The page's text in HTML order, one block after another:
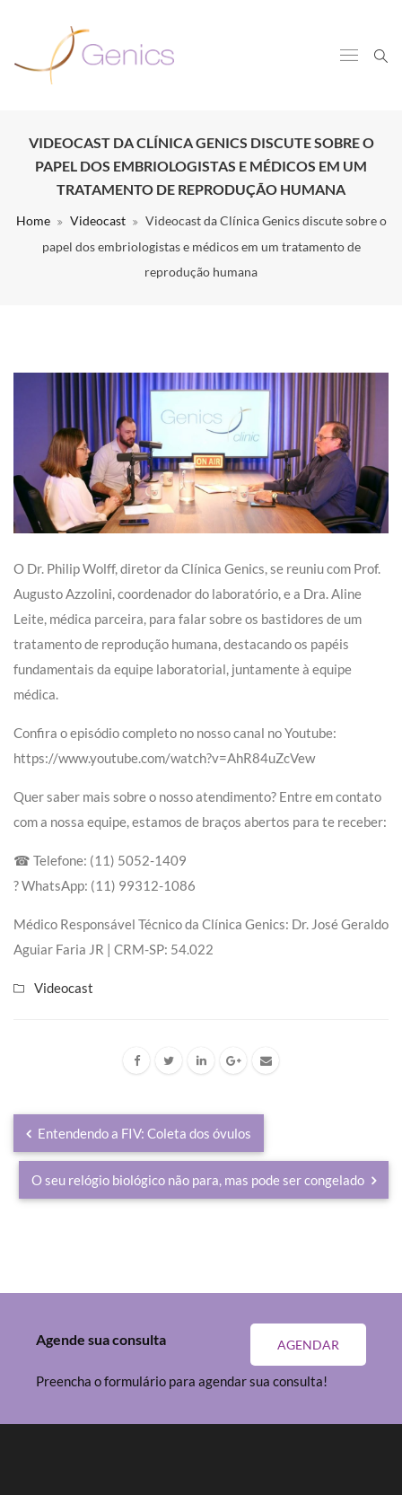
VIDEOCAST DA CLÍNICA GENICS DISCUTE SOBRE O
PAPEL DOS EMBRIOLOGISTAS E MÉDICOS EM UM
TRATAMENTO DE REPRODUÇÃO HUMANA
Home Videocast
Videocast da Clínica Genics discute sobre o
papel dos embriologistas e médicos em um tratamento de
reprodução humana
O Dr. Philip Wolff, diretor da Clínica Genics, se reuniu com Prof.
Augusto Azzolini, coordenador do laboratório, e a Dra. Aline
Leite, médica parceira, para falar sobre os bastidores de um
tratamento de reprodução humana, destacando os papéis
fundamentais da equipe laboratorial, juntamente à equipe
médica.
Confira o episódio completo no nosso canal no Youtube:
https://www.youtube.com/watch?v=AhR84uZcVew
Quer saber mais sobre o nosso atendimento? Entre em contato
com a nossa equipe, estamos de braços abertos para te receber:
☎ Telefone: (11) 5052-1409
? WhatsApp: (11) 99312-1086
Médico Responsável Técnico da Clínica Genics: Dr. José Geraldo
Aguiar Faria JR | CRM-SP: 54.022⠀
Videocast
Entendendo a FIV: Coleta dos óvulos
O seu relógio biológico não para, mas pode ser congelado
AGENDAR
Agende sua consulta
Preencha o formulário para agendar sua consulta!